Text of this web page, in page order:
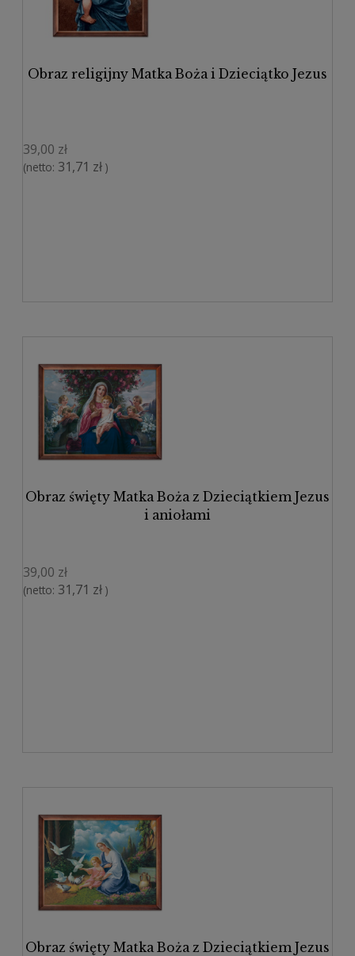
Obraz religijny Matka Boża i Dzieciątko Jezus
39,00 zł
(netto: 31,71 zł )
Obraz święty Matka Boża z Dzieciątkiem Jezus
i aniołami
39,00 zł
(netto: 31,71 zł )
Obraz święty Matka Boża z Dzieciątkiem Jezus